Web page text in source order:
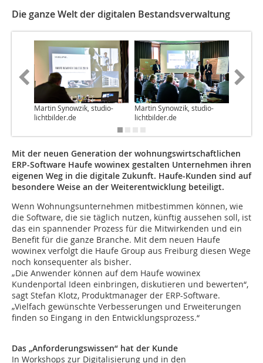
Die ganze Welt der digitalen Bestandsverwaltung
Martin Synowzik, studio-
lichtbilder.de
Martin Synowzik, studio-
lichtbilder.de
Mit der neuen Generation der wohnungswirtschaftlichen
ERP-Software Haufe wowinex gestalten Unternehmen ihren
eigenen Weg in die digitale Zukunft. Haufe-Kunden sind auf
besondere Weise an der Weiterentwicklung beteiligt.
Wenn Wohnungsunternehmen mitbestimmen können, wie
die Software, die sie täglich nutzen, künftig aussehen soll, ist
das ein spannender Prozess für die Mitwirkenden und ein
Benefit für die ganze Branche. Mit dem neuen Haufe
wowinex verfolgt die Haufe Group aus Freiburg diesen Wege
noch konsequenter als bisher.
„Die Anwender können auf dem Haufe wowinex
Kundenportal Ideen einbringen, diskutieren und bewerten“,
sagt Stefan Klotz, Produktmanager der ERP-Software.
„Vielfach gewünschte Verbesserungen und Erweiterungen
finden so Eingang in den Entwicklungsprozess.“
Das „Anforderungswissen“ hat der Kunde
In Workshops zur Digitalisierung und in den